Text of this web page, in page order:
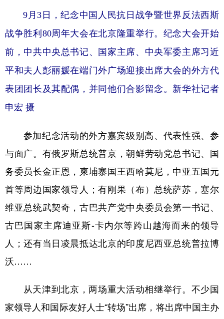
9月3日，纪念中国人民抗日战争暨世界反法西斯
战争胜利80周年大会在北京隆重举行。纪念大会开始
前，中共中央总书记、国家主席、中央军委主席习近
平和夫人彭丽媛在端门外广场迎接出席大会的外方代
表团团长及其配偶，并同他们合影留念。新华社记者
申宏 摄
参加纪念活动的外方嘉宾级别高、代表性强、参
与面广。有俄罗斯总统普京，朝鲜劳动党总书记、国
务委员长金正恩，柬埔寨国王西哈莫尼，中亚五国元
首等周边国家领导人；有刚果（布）总统萨苏，塞尔
维亚总统武契奇，古巴共产党中央委员会第一书记、
古巴国家主席迪亚斯-卡内尔等跨山越海而来的领导
人；还有当日凌晨抵达北京的印度尼西亚总统普拉博
沃……
从天津到北京，两场重大活动相继举行。不少国
家领导人和国际友好人士“转场”出席，将出席中国主办